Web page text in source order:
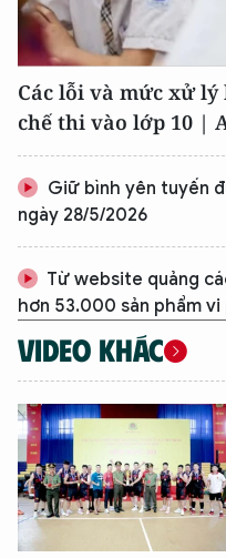
Các lỗi và mức xử
chế thi vào lớp 10 |
Giữ bình yên tuyến
ngày 28/5/2026
Từ website quảng
hơn 53.000 sản phẩm vi
VIDEO KHÁC